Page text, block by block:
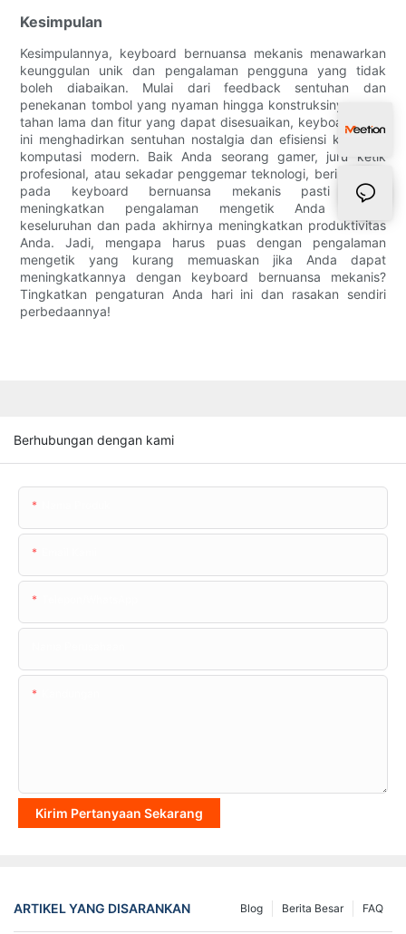
Kesimpulan
Kesimpulannya, keyboard bernuansa mekanis menawarkan
keunggulan unik dan pengalaman pengguna yang tidak
boleh diabaikan. Mulai dari feedback sentuhan dan
penekanan tombol yang nyaman hingga konstruksinya yang
tahan lama dan fitur yang dapat disesuaikan, keyboard jenis
ini menghadirkan sentuhan nostalgia dan efisiensi ke dunia
komputasi modern. Baik Anda seorang gamer, juru ketik
profesional, atau sekadar penggemar teknologi, berinvestasi
pada keyboard bernuansa mekanis pasti dapat
meningkatkan pengalaman mengetik Anda secara
keseluruhan dan pada akhirnya meningkatkan produktivitas
Anda. Jadi, mengapa harus puas dengan pengalaman
mengetik yang kurang memuaskan jika Anda dapat
meningkatkannya dengan keyboard bernuansa mekanis?
Tingkatkan pengaturan Anda hari ini dan rasakan sendiri
perbedaannya!
Berhubungan dengan kami
Kirim Pertanyaan Sekarang
ARTIKEL YANG DISARANKAN FAQ
Berita Besar
Blog